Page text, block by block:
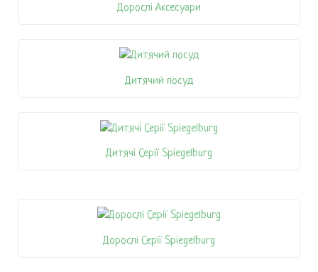
Дорослі Аксесуари
Дитячий посуд
Дитячі Серії Spiegelburg
Дорослі Серії Spiegelburg